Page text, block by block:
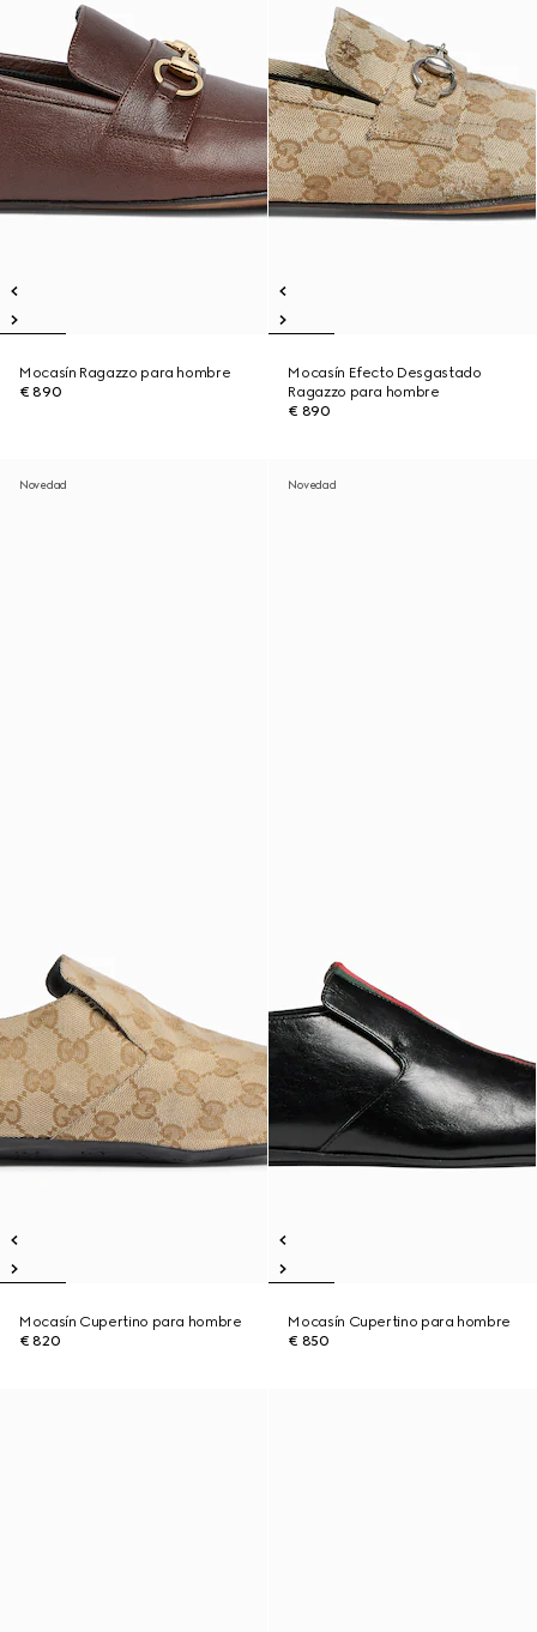
Mocasín Ragazzo para hombre
€ 890
Mocasín Efecto Desgastado
Ragazzo para hombre
€ 890
Novedad
Mocasín Cupertino para hombre
€ 820
Novedad
Mocasín Cupertino para hombre
€ 850